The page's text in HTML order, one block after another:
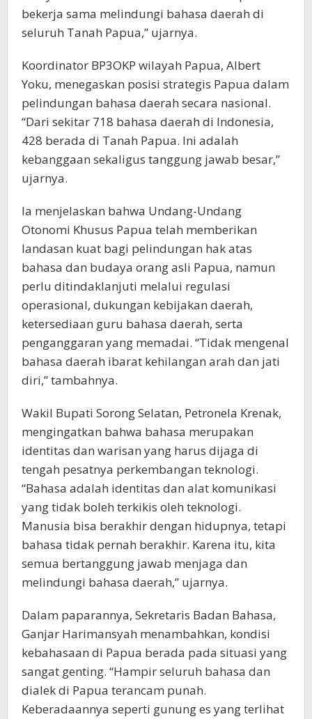
bekerja sama melindungi bahasa daerah di
seluruh Tanah Papua,” ujarnya.
Koordinator BP3OKP wilayah Papua, Albert
Yoku, menegaskan posisi strategis Papua dalam
pelindungan bahasa daerah secara nasional.
“Dari sekitar 718 bahasa daerah di Indonesia,
428 berada di Tanah Papua. Ini adalah
kebanggaan sekaligus tanggung jawab besar,”
ujarnya.
Ia menjelaskan bahwa Undang-Undang
Otonomi Khusus Papua telah memberikan
landasan kuat bagi pelindungan hak atas
bahasa dan budaya orang asli Papua, namun
perlu ditindaklanjuti melalui regulasi
operasional, dukungan kebijakan daerah,
ketersediaan guru bahasa daerah, serta
penganggaran yang memadai. “Tidak mengenal
bahasa daerah ibarat kehilangan arah dan jati
diri,” tambahnya.
Wakil Bupati Sorong Selatan, Petronela Krenak,
mengingatkan bahwa bahasa merupakan
identitas dan warisan yang harus dijaga di
tengah pesatnya perkembangan teknologi.
“Bahasa adalah identitas dan alat komunikasi
yang tidak boleh terkikis oleh teknologi.
Manusia bisa berakhir dengan hidupnya, tetapi
bahasa tidak pernah berakhir. Karena itu, kita
semua bertanggung jawab menjaga dan
melindungi bahasa daerah,” ujarnya.
Dalam paparannya, Sekretaris Badan Bahasa,
Ganjar Harimansyah menambahkan, kondisi
kebahasaan di Papua berada pada situasi yang
sangat genting. “Hampir seluruh bahasa dan
dialek di Papua terancam punah.
Keberadaannya seperti gunung es yang terlihat